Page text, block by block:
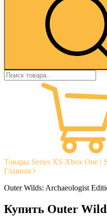
Товары Series XS Xbox One |
Главная
Outer Wilds: Archaeologist
Купить Outer